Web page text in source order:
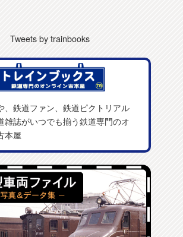
Tweets by trainbooks
、鉄道ファン、鉄道ピクトリアル
雑誌がいつでも揃う鉄道専門のオ
本屋